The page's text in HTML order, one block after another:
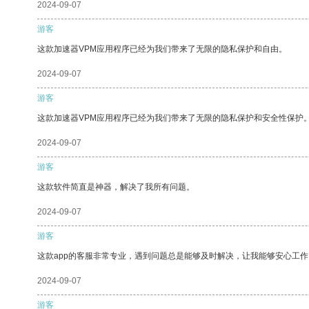
2024-09-07
游客
这款加速器VPM应用程序已经为我们带来了无限的隐私保护和自由。
2024-09-07
游客
这款加速器VPM应用程序已经为我们带来了无限的隐私保护和安全性保护
2024-09-07
游客
这款软件简直是神器，解决了我所有问题。
2024-09-07
游客
这款app的客服非常专业，遇到问题总是能够及时解决，让我能够安心工
2024-09-07
游客